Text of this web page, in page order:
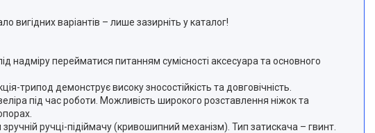
варіантів – лише зазирніть у каталог!
надміру перейматися питанням сумісності аксесуара та основного
трипод демонструє високу зносостійкість та довговічність.
під час роботи. Можливість широкого розставлення ніжок та
ручці-підіймачу (кривошипний механізм). Тип затискача – гвинт.